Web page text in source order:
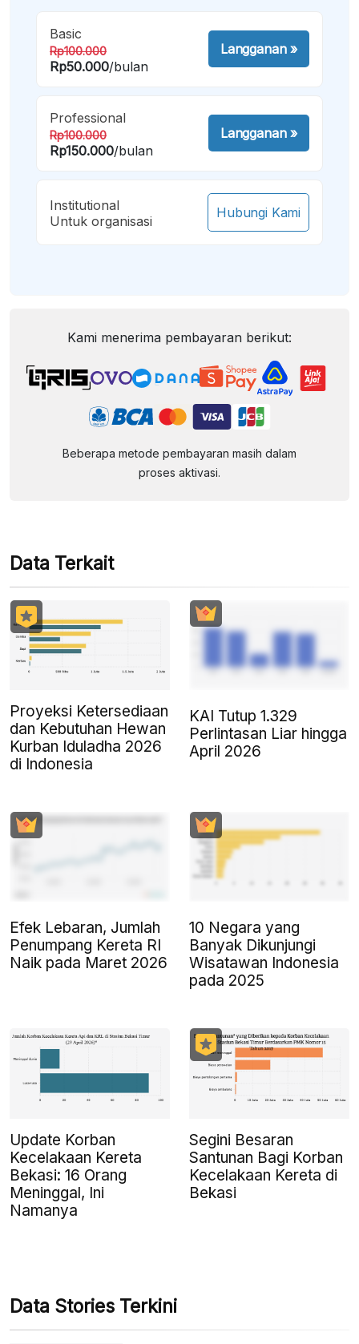
Basic
Rp100.000
Rp50.000/bulan
Langganan»
Professional
Rp100.000
Rp150.000/bulan
Langganan»
Institutional
Untuk organisasi
Hubungi Kami
Kami menerima pembayaran berikut:
Beberapa metode pembayaran masih dalam
proses aktivasi.
Data Terkait
Proyeksi Ketersediaan
dan Kebutuhan Hewan
Kurban Iduladha 2026
di Indonesia
KAI Tutup 1.329
Perlintasan Liar hingga
April 2026
Efek Lebaran, Jumlah
Penumpang Kereta RI
Naik pada Maret 2026
10 Negara yang
Banyak Dikunjungi
Wisatawan Indonesia
pada 2025
Update Korban
Kecelakaan Kereta
Bekasi: 16 Orang
Meninggal, Ini
Namanya
Segini Besaran
Santunan Bagi Korban
Kecelakaan Kereta di
Bekasi
Data Stories Terkini